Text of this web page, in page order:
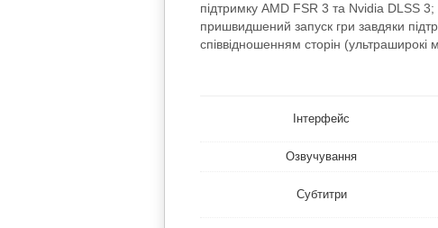
підтримку AMD FSR 3 та Nvidia DLSS 3;
пришвидшений запуск гри завдяки
співвідношенням сторін (ультраширокі
Інтерфейс
Озвучування
Субтитри